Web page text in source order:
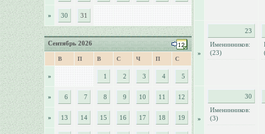
» 30 31
Сентябрь 2026
В П В С Ч П С
» 1 2 3 4 5
» 6 7 8 9 10 11 12
» 13 14 15 16 17 18 19
»
23
Именинников:
(23)
»
30
Именинников:
(3)